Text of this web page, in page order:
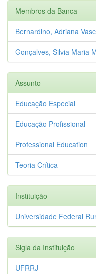
Membros da Banca
Bernardino, Adriana
Gonçalves, Silvia Maria
Assunto
Educação Especial
Educação Profissional
Professional Education
Teoria Crítica
Instituição
Universidade Federal
Sigla da Instituição
UFRRJ